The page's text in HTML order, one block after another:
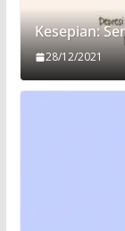
Kesepian:
28/12/2021